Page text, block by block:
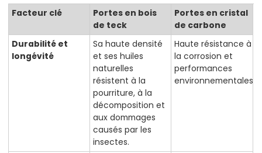
Facteur clé
Portes en bois
de teck
Portes en cristal
de carbone
Durabilité et
longévité
Sa haute densité
et ses huiles
naturelles
résistent à la
pourriture, à la
décomposition et
aux dommages
causés par les
insectes.
Haute résistance à
la corrosion et
performances
environnementales